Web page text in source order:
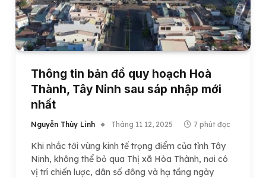
Thông tin bản đồ quy hoạch Hoà
Thành, Tây Ninh sau sáp nhập mới
nhất
Nguyễn Thùy Linh Tháng 11 12, 2025 7 phút đọc
Khi nhắc tới vùng kinh tế trọng điểm của tỉnh Tây
Ninh, không thể bỏ qua Thị xã Hòa Thành, nơi có
vị trí chiến lược, dân số đông và hạ tầng ngày